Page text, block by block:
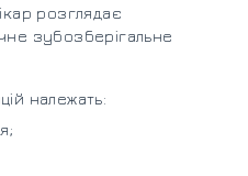
розглядає
зубозберігальне
належать: